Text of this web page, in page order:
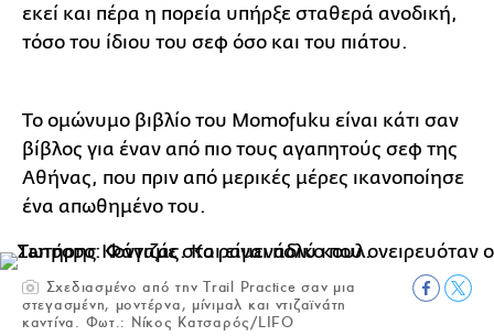
εκεί και πέρα η πορεία υπήρξε σταθερά ανοδική,
τόσο του ίδιου του σεφ όσο και του πιάτου.
Το ομώνυμο βιβλίο του Momofuku είναι κάτι σαν
βίβλος για έναν από πιο τους αγαπητούς σεφ της
Αθήνας, που πριν από μερικές μέρες ικανοποίησε
ένα απωθημένο του.
Σχεδιασμένο από την Trail Practice σαν μια
στεγασμένη, μοντέρνα, μίνιμαλ και ντιζαϊνάτη
καντίνα. Φωτ.: Νίκος Κατσαρός/LIFO